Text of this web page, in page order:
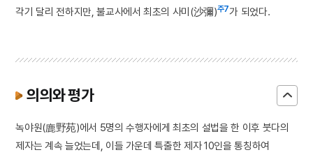
각기 달리 전하지만, 불교사에서 최초의 사미(沙彌)주7가 되었다.
의의와 평가
녹야원(鹿野苑)에서 5명의 수행자에게 최초의 설법을 한 이후 붓다의
제자는 계속 늘었는데, 이들 가운데 특출한 제자 10인을 통칭하여